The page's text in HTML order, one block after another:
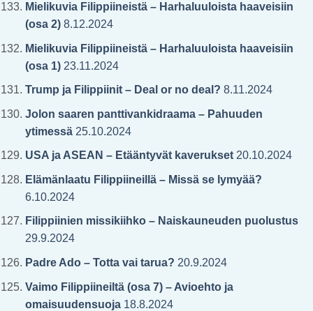
Mielikuvia Filippiineistä – Harhaluuloista haaveisiin
(osa 2)8.12.2024
Mielikuvia Filippiineistä – Harhaluuloista haaveisiin
(osa 1)23.11.2024
Trump ja Filippiinit – Deal or no deal? 8.11.2024
Jolon saaren panttivankidraama – Pahuuden
ytimessä25.10.2024
USA ja ASEAN – Etääntyvät kaverukset20.10.2024
Elämänlaatu Filippiineillä – Missä se lymyää?
6.10.2024
Filippiinien missikiihko – Naiskauneuden puolustus
29.9.2024
Padre Ado – Totta vai tarua? 20.9.2024
Vaimo Filippiineiltä (osa 7) – Avioehto ja
omaisuudensuoja18.8.2024